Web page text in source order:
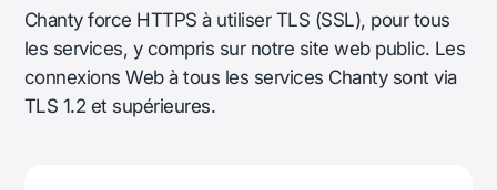
Chanty force HTTPS à utiliser TLS (SSL), pour tous
les services, y compris sur notre site web public. Les
connexions Web à tous les services Chanty sont via
TLS 1.2 et supérieures.